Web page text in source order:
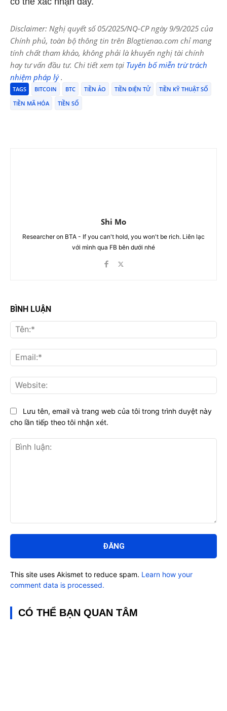
Disclaimer: Nghị quyết số 05/2025/NQ-CP ngày 9/9/2025 của
Chính phủ, toàn bộ thông tin trên Blogtienao.com chỉ mang
tính chất tham khảo, không phải là khuyến nghị tài chính
hay tư vấn đầu tư. Chi tiết xem tại Tuyên bố miễn trừ trách
nhiệm pháp lý.
TAGS BITCOIN BTC TIỀN ẢO TIỀN ĐIỆN TỬ
TIỀN KỸ THUẬT SỐ
TIỀN MÃ HÓA
TIỀN SỐ
Shi Mo
Researcher on BTA - If you can't hold, you won't be rich. Liên lạc
với mình qua FB bên dưới nhé
BÌNH LUẬN
luận:
Lưu tên, email và trang web của tôi trong trình duyệt này
cho lần tiếp theo tôi nhận xét.
This site uses Akismet to reduce spam. Learn how your
comment data is processed.
CÓ THỂ BẠN QUAN TÂM